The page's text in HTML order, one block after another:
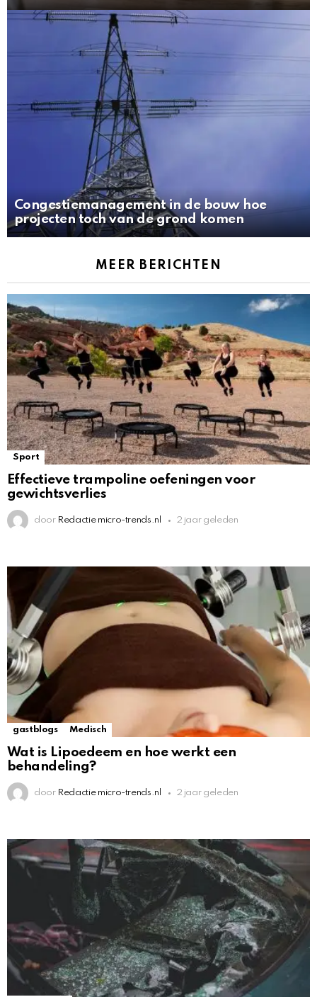
Congestiemanagement in de bouw hoe
projecten toch van de grond komen
MEER BERICHTEN
Sport
Effectieve trampoline oefeningen voor
gewichtsverlies
door Redactie micro-trends.nl 2 jaar geleden
gastblogs Medisch
Wat is Lipoedeem en hoe werkt een
behandeling?
door Redactie micro-trends.nl 2 jaar geleden